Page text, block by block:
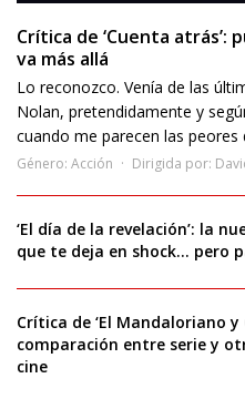
Crítica de ‘Cuenta
va más allá
Lo reconozco. Venía de las
Nolan, pretendidamente y
cuando me parecen las peores
Género: Acción Dirigida por:
‘El día de la revelación’: la
que te deja en shock… pero
Crítica de ‘El Mandaloriano y
comparación entre serie y
cine